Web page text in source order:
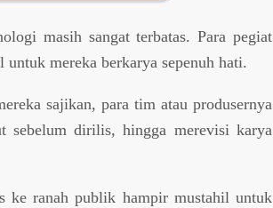
masih sangat terbatas. Para pegiat
mereka berkarya sepenuh hati.
sajikan, para tim atau produsernya
sebelum dirilis, hingga merevisi karya
ke ranah publik hampir mustahil untuk